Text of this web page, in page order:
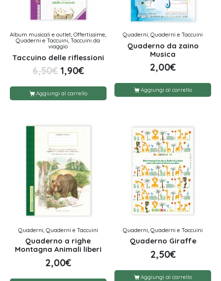
Album musicali e outlet, Offertissime,
Quaderni e Taccuini, Taccuini da
viaggio
Taccuino delle riflessioni
6,50€ 1,90€
Aggiungi al carrello
Quaderni, Quaderni e Taccuini
Quaderno da zaino
Musica
2,00€
Aggiungi al carrello
Quaderni, Quaderni e Taccuini
Quaderno a righe
Montagna Animali liberi
2,00€
Quaderni, Quaderni e Taccuini
Quaderno Giraffe
2,50€
Aggiungi al carrello